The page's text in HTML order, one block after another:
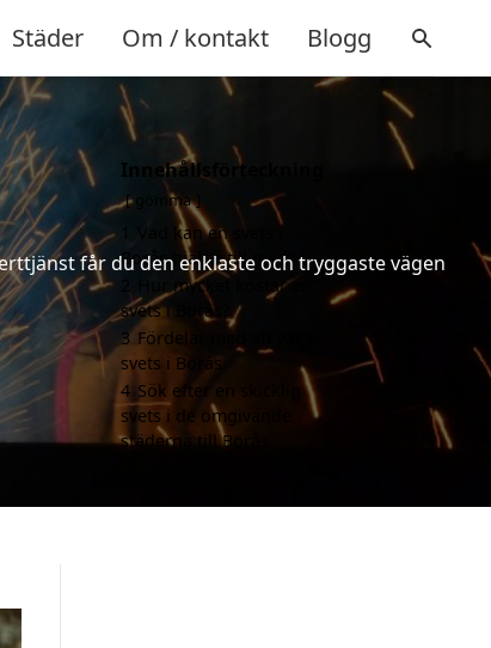
Städer Om / kontakt Blogg
får du den enklaste och tryggaste vägen
Innehållsförteckning
gömma
Vad kan en svets i
Borås hjälpa till med?
Hur mycket kostar en
svets i Borås?
3 Fördelar med att välja
svets i Borås
4 Sök efter en skicklig
svets i de omgivande
städerna till Borås